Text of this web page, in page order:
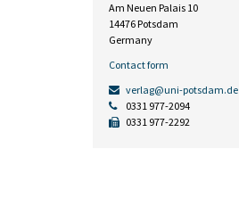
Am Neuen Palais 10
14476 Potsdam
Germany
Contact form
verlag@uni-potsdam.de
0331 977-2094
0331 977-2292